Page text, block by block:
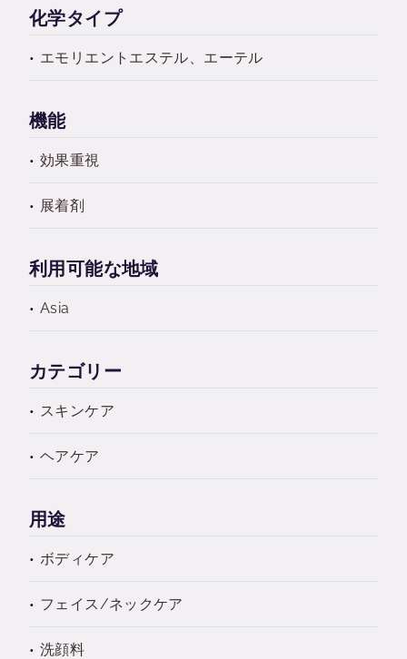
化学タイプ
エモリエントエステル、エーテル
機能
効果重視
展着剤
利用可能な地域
Asia
カテゴリー
スキンケア
ヘアケア
用途
ボディケア
フェイス/ネックケア
洗顔料